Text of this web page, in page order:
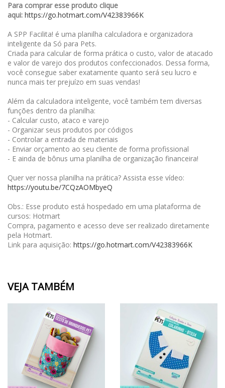
Para comprar esse produto clique
aqui: https://go.hotmart.com/V42383966K
A SPP Facilita! é uma planilha calculadora e organizadora
inteligente da Só para Pets.
Criada para calcular de forma prática o custo, valor de atacado
e valor de varejo dos produtos confeccionados. Dessa forma,
você consegue saber exatamente quanto será seu lucro e
nunca mais ter prejuízo em suas vendas!
Além da calculadora inteligente, você também tem diversas
funções dentro da planilha:
- Calcular custo, ataco e varejo
- Organizar seus produtos por códigos
- Controlar a entrada de materiais
- Enviar orçamento ao seu cliente de forma profissional
- E ainda de bônus uma planilha de organização financeira!
Quer ver nossa planilha na prática? Assista esse vídeo:
https://youtu.be/7CQzAOMbyeQ
Obs.: Esse produto está hospedado em uma plataforma de
cursos: Hotmart
Compra, pagamento e acesso deve ser realizado diretamente
pela Hotmart.
Link para aquisição: https://go.hotmart.com/V42383966K
VEJA TAMBÉM